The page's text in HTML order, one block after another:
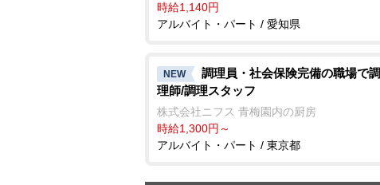
時給1,140円
アルバイト・パート / 愛知県
NEW
調理員・社会保険完備の職場で調
理師/調理スタッフ
株式会社ニフス 青梅園内の厨房
時給1,300円～
アルバイト・パート / 東京都